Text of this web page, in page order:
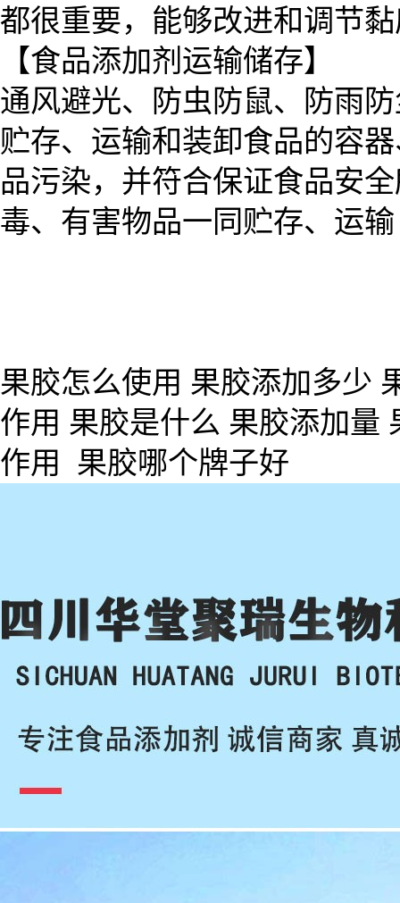
都很重要，能够改进和调节
【食品添加剂运输储存】
通风避光、防虫防鼠、防雨
贮存、运输和装卸食品的容
品污染，并符合保证食品安
毒、有害物品一同贮存、运输
果胶怎么使用 果胶添加多少
作用 果胶是什么 果胶添加量
作用 果胶哪个牌子好